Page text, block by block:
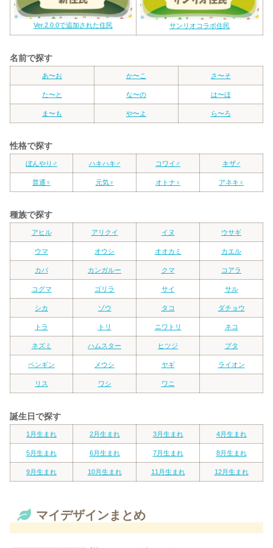
Ver.2.0.0で追加された住民 サンリオコラボ住民
名前で探す
あ〜お か〜こ さ〜そ
た〜と な〜の は〜ほ
ま〜も や〜よ ら〜ろ
性格で探す
ぼんやり♂ ハキハキ♂ コワイ♂ キザ♂
普通♀ 元気♀ オトナ♀ アネキ♀
種族で探す
アヒル アリクイ イヌ ウサギ
ウマ オウシ オオカミ カエル
カバ カンガルー クマ コアラ
コグマ ゴリラ サイ サル
シカ ゾウ タコ ダチョウ
トラ トリ ニワトリ ネコ
ネズミ ハムスター ヒツジ ブタ
ペンギン メウシ ヤギ ライオン
リス ワシ ワニ
誕生日で探す
1月生まれ 2月生まれ 3月生まれ 4月生まれ
5月生まれ 6月生まれ 7月生まれ 8月生まれ
9月生まれ 10月生まれ 11月生まれ 12月生まれ
マイデザインまとめ